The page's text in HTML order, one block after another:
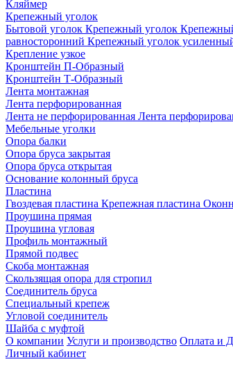
Кляймер
Крепежный уголок
Бытовой уголок Крепежный уголок
равносторонний Крепежный уголок
Крепление узкое
Кронштейн П-Образный
Кронштейн Т-Образный
Лента монтажная
Лента перфорированная
Лента не перфорированная Лента
Мебельные уголки
Опора балки
Опора бруса закрытая
Опора бруса открытая
Основание колонный бруса
Пластина
Гвоздевая пластина Крепежная пластина
Проушина прямая
Проушина угловая
Профиль монтажный
Прямой подвес
Скоба монтажная
Скользящая опора для стропил
Соединитель бруса
Специальный крепеж
Угловой соединитель
Шайба с муфтой
О компании Услуги и производство Оплата и
Личный кабинет